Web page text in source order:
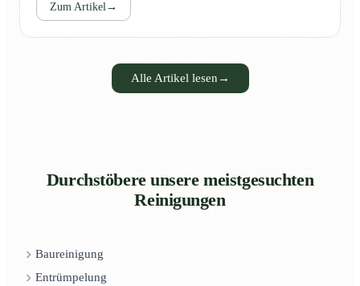
Zum Artikel→
Alle Artikel lesen →
Durchstöbere unsere meistgesuchten
Reinigungen
Baureinigung
Entrümpelung